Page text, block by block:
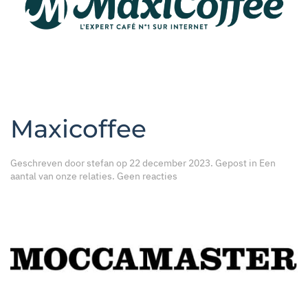
Maxicoffee
Geschreven door stefan op 22 december 2023. Gepost in Een
aantal van onze relaties. Geen reacties